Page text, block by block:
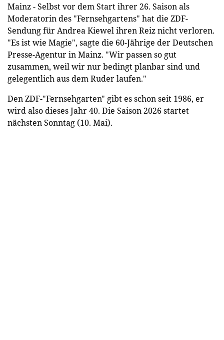
Mainz - Selbst vor dem Start ihrer 26. Saison als
Moderatorin des "Fernsehgartens" hat die ZDF-
Sendung für Andrea Kiewel ihren Reiz nicht verloren.
"Es ist wie Magie", sagte die 60-Jährige der Deutschen
Presse-Agentur in Mainz. "Wir passen so gut
zusammen, weil wir nur bedingt planbar sind und
gelegentlich aus dem Ruder laufen."
Den ZDF-"Fernsehgarten" gibt es schon seit 1986, er
wird also dieses Jahr 40. Die Saison 2026 startet
nächsten Sonntag (10. Mai).